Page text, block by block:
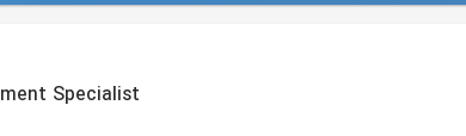
Specialist